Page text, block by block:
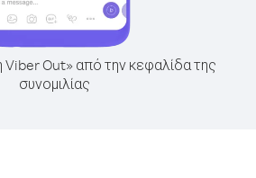
Viber Out» από την κεφαλίδα της
συνομιλίας